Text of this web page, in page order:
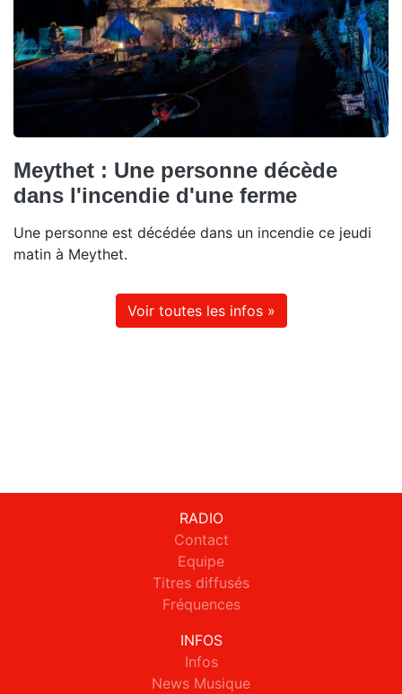
Meythet : Une personne décède
dans l'incendie d'une ferme
Une personne est décédée dans un incendie ce jeudi
matin à Meythet.
Voir toutes les infos »
RADIO
Contact
Equipe
Titres diffusés
Fréquences
INFOS
Infos
News Musique